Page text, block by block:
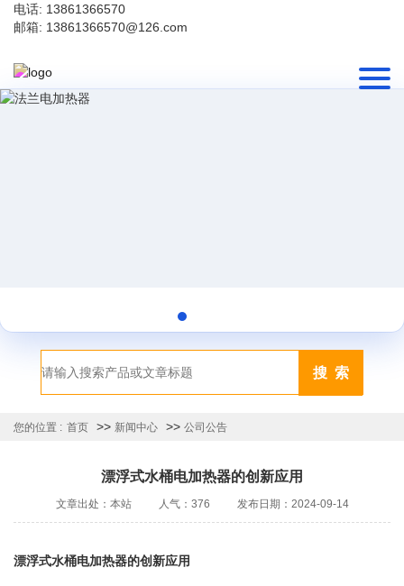
电话: 13861366570
邮箱: 13861366570@126.com
搜 索
您的位置 : 首页 >> 新闻中心 >> 公司公告
漂浮式水桶电加热器的创新应用
文章出处：本站 人气：376 发布日期：2024-09-14
漂浮式水桶电加热器的创新应用